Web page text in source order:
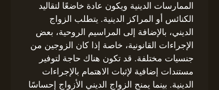
الممارسات الدينية ويكون عادة خاضعًا لتقاليد
الكنائس أو المراكز الدينية. يتطلب الزواج
الديني، بالإضافة إلى المراسيم الروحية، بعض
الإجراءات القانونية، خاصة إذا كان الزوجين من
جنسيات مختلفة. قد تكون هناك حاجة لتوفير
مستندات إضافية لإثبات الاهتمام بالإجراءات
الدينية. بينما يمنح الزواج الديني الأزواج إحساسًا